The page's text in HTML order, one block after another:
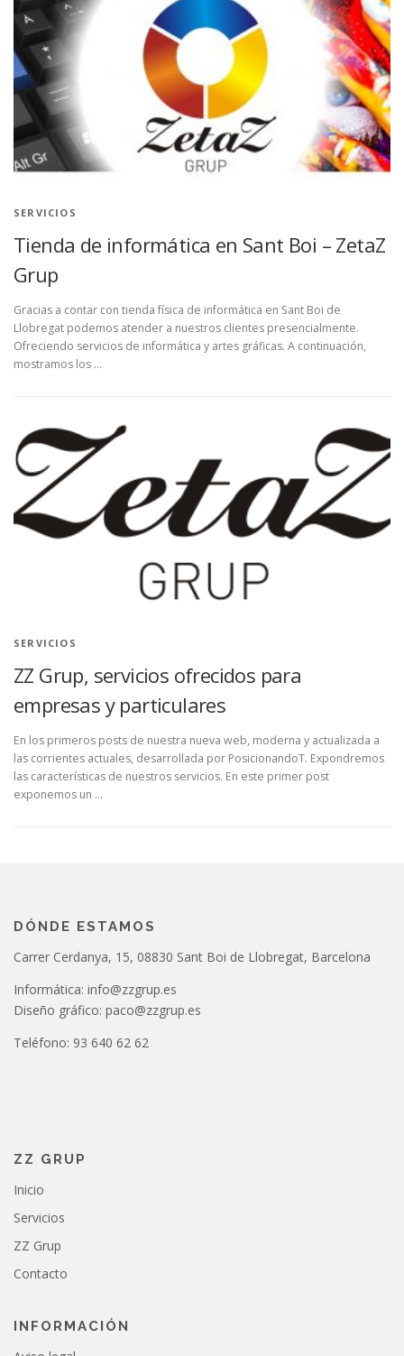
SERVICIOS
Tienda de informática en Sant Boi – ZetaZ
Grup
Gracias a contar con tienda física de informática en Sant Boi de
Llobregat podemos atender a nuestros clientes presencialmente.
Ofreciendo servicios de informática y artes gráficas. A continuación,
mostramos los …
SERVICIOS
ZZ Grup, servicios ofrecidos para
empresas y particulares
En los primeros posts de nuestra nueva web, moderna y actualizada a
las corrientes actuales, desarrollada por PosicionandoT. Expondremos
las características de nuestros servicios. En este primer post
exponemos un …
DÓNDE ESTAMOS
Carrer Cerdanya, 15, 08830 Sant Boi de Llobregat, Barcelona
Informática: info@zzgrup.es
Diseño gráfico: paco@zzgrup.es
Teléfono: 93 640 62 62
ZZ GRUP
Inicio
Servicios
ZZ Grup
Contacto
INFORMACIÓN